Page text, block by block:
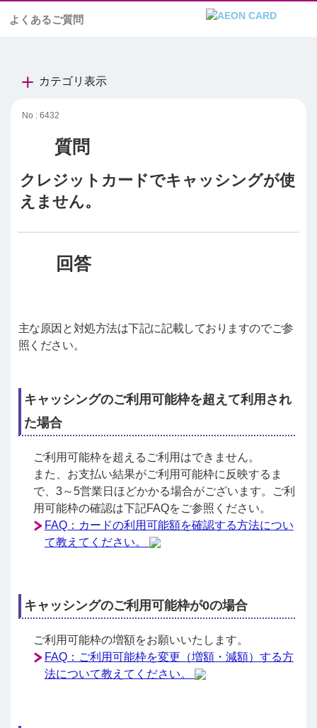
よくあるご質問
カテゴリ表示
No : 6432
クレジットカードでキャッシングが使
えません。
主な原因と対処方法は下記に記載しておりますのでご参
照ください。
キャッシングのご利用可能枠を超えて利用され
た場合
ご利用可能枠を超えるご利用はできません。
また、お支払い結果がご利用可能枠に反映するま
で、3～5営業日ほどかかる場合がございます。ご利
用可能枠の確認は下記FAQをご参照ください。
FAQ：カードの利用可能額を確認する方法につい
て教えてください。
キャッシングのご利用可能枠が0の場合
ご利用可能枠の増額をお願いいたします。
FAQ：ご利用可能枠を変更（増額・減額）する方
法について教えてください。